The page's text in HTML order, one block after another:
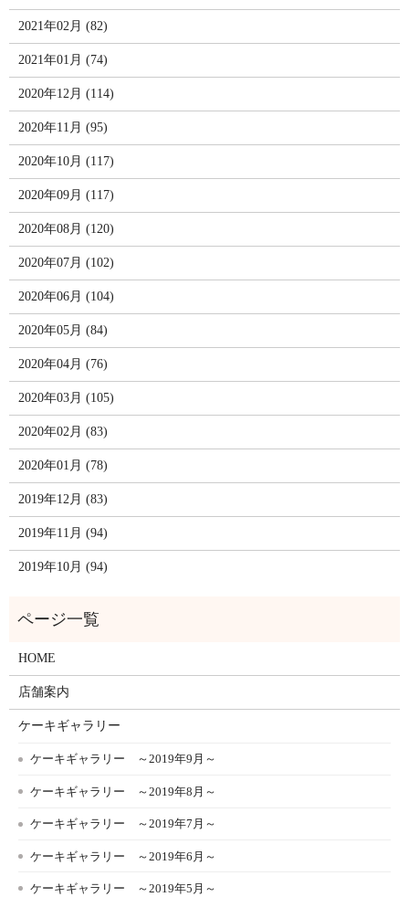
2021年02月 (82)
2021年01月 (74)
2020年12月 (114)
2020年11月 (95)
2020年10月 (117)
2020年09月 (117)
2020年08月 (120)
2020年07月 (102)
2020年06月 (104)
2020年05月 (84)
2020年04月 (76)
2020年03月 (105)
2020年02月 (83)
2020年01月 (78)
2019年12月 (83)
2019年11月 (94)
2019年10月 (94)
HOME
店舗案内
ケーキギャラリー
ケーキギャラリー ～2019年9月～
ケーキギャラリー ～2019年8月～
ケーキギャラリー ～2019年7月～
ケーキギャラリー ～2019年6月～
ケーキギャラリー ～2019年5月～